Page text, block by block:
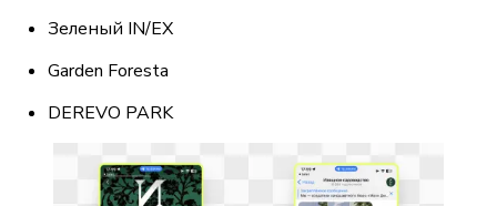
Зеленый IN/EX
Garden Foresta
DEREVO PARK